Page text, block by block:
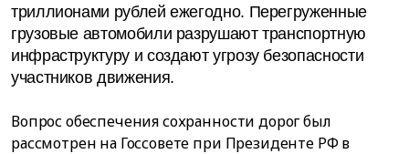
триллионами рублей ежегодно. Перегруженные
грузовые автомобили разрушают транспортную
инфраструктуру и создают угрозу безопасности
участников движения.
Вопрос обеспечения сохранности дорог был
рассмотрен на Госсовете при Президенте РФ в